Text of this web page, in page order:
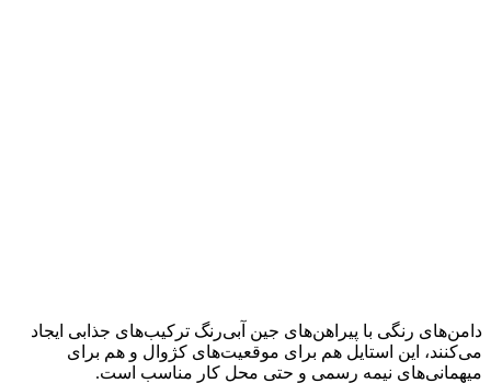
دامن‌های رنگی با پیراهن‌های جین آبی‌رنگ ترکیب‌های جذابی ایجاد
می‌کنند، این استایل هم برای موقعیت‌های کژوال و هم برای
میهمانی‌های نیمه رسمی و حتی محل کار مناسب است.